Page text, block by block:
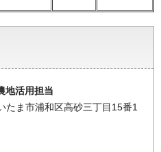
地活用担当
ま市浦和区高砂三丁目15番1